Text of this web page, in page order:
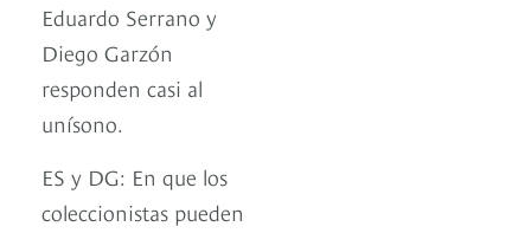
Eduardo Serrano y
Diego Garzón
responden casi al
unísono.
ES y DG: En que los
coleccionistas pueden